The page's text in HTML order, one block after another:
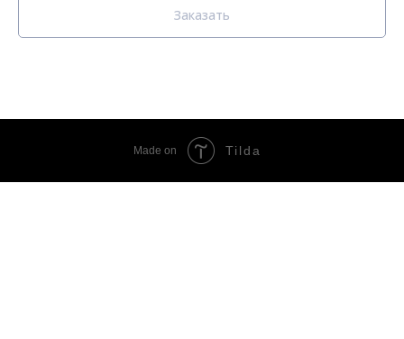
Заказать
Made on Tilda